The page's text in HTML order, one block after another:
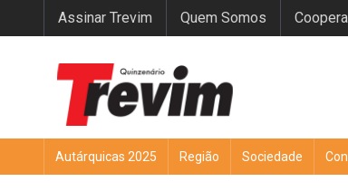
Assinar Trevim Quem Somos
Autárquicas 2025 Região Sociedade